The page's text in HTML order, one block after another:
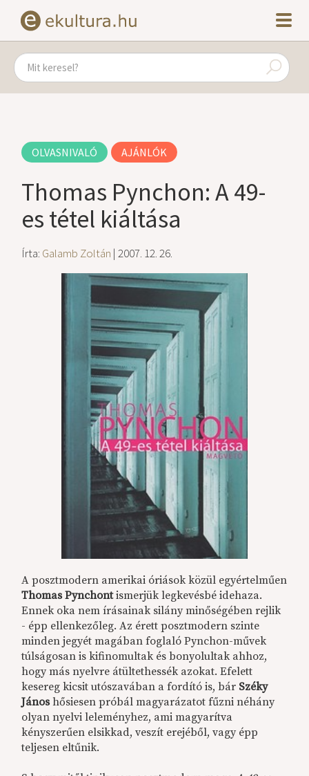
OLVASNIVALÓ AJÁNLÓK
Thomas Pynchon: A 49-
es tétel kiáltása
Írta: Galamb Zoltán | 2007. 12. 26.
A posztmodern amerikai óriások közül egyértelműen
Thomas Pynchontismerjük legkevésbé idehaza.
Ennek oka nem írásainak silány minőségében rejlik
- épp ellenkezőleg. Az érett posztmodern szinte
minden jegyét magában foglaló Pynchon-művek
túlságosan is kifinomultak és bonyolultak ahhoz,
hogy más nyelvre átültethessék azokat. Efelett
kesereg kicsit utószavában a fordító is, bár Széky
Jánoshősiesen próbál magyarázatot fűzni néhány
olyan nyelvi leleményhez, ami magyarítva
kényszerűen elsikkad, veszít erejéből, vagy épp
teljesen eltűnik.